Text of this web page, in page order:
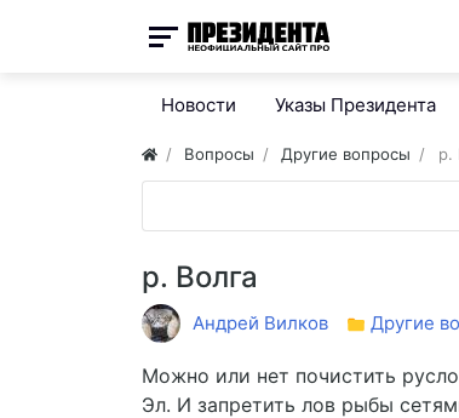
Новости Указы Президента
Вопросы Другие вопросы р.
р. Волга
Андрей Вилков Другие
Можно или нет почистить
Эл. И запретить лов рыбы